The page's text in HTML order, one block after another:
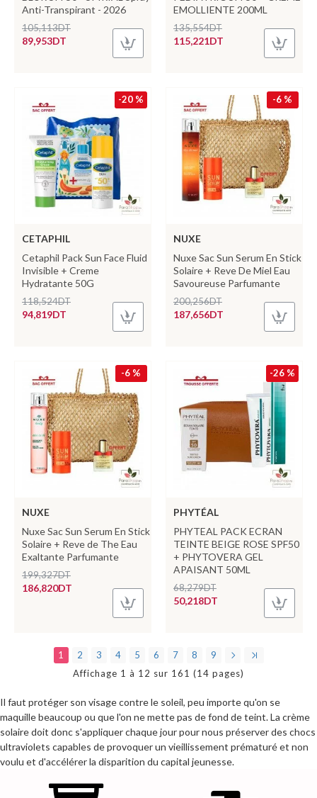
Anti-Transpirant - 2026
89,953DT
105,113DT
EMOLLIENTE 200ML
115,221DT
135,554DT
-20 %
CETAPHIL
Cetaphil Pack Sun Face Fluid
Invisible + Creme
Hydratante 50G
94,819DT
118,524DT
-6 %
NUXE
Nuxe Sac Sun Serum En Stick
Solaire + Reve De Miel Eau
Savoureuse Parfumante
187,656DT
200,256DT
-6 %
NUXE
Nuxe Sac Sun Serum En Stick
Solaire + Reve de The Eau
Exaltante Parfumante
186,820DT
199,327DT
-26 %
PHYTÉAL
PHYTEAL PACK ECRAN
TEINTE BEIGE ROSE SPF50
+ PHYTOVERA GEL
APAISANT 50ML
50,218DT
68,279DT
1 2 3 4 5 6 7 8
9
Affichage 1 à 12 sur 161 (14 pages)
Il faut protéger son visage contre le soleil, peu importe qu'on se
maquille beaucoup ou que l'on ne mette pas de fond de teint. La crème
solaire doit donc s'appliquer chaque jour pour nous préserver des chocs
ultraviolets capables de provoquer un vieillissement prématuré et non
voulu et d'accélérer la disparition du capital jeunesse.